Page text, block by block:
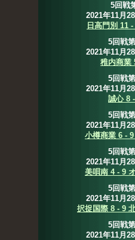
5回戦
2021年11月
日高門別 11
5回戦
2021年11月
稚内商業
5回戦
2021年11月
誠心 8
5回戦
2021年11月
小樽商業 6 -
5回戦
2021年11月
美唄南 4 - 9
5回戦
2021年11月
択捉国際 8 - 9
5回戦
2021年11月